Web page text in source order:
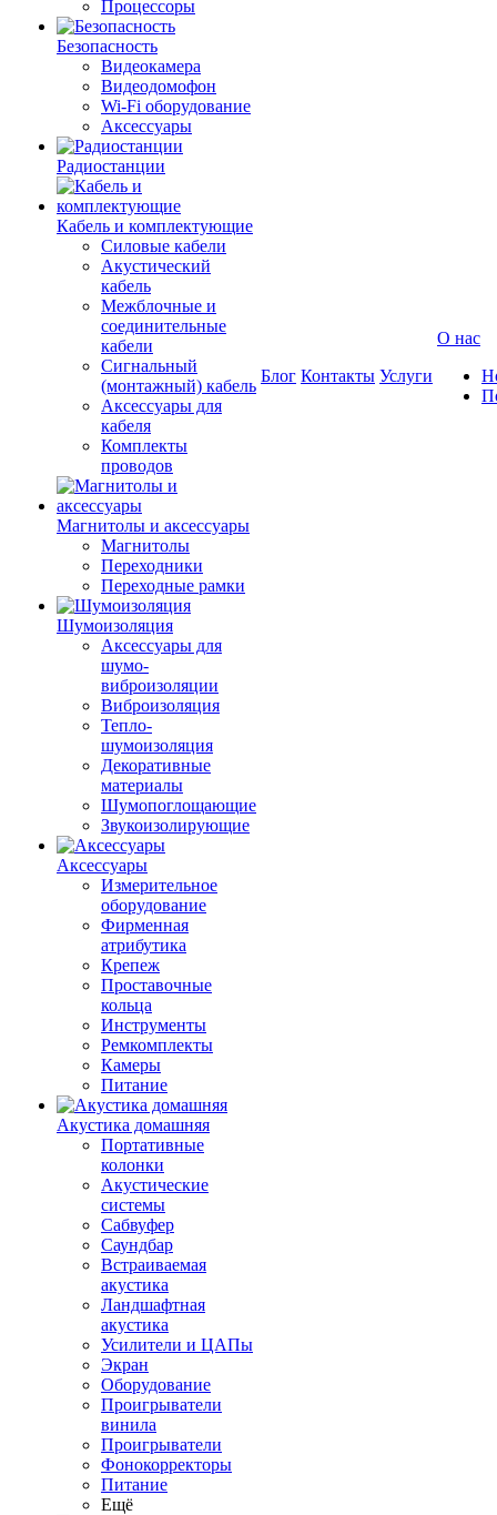
Процессоры
Безопасность
Видеокамера
Видеодомофон
Wi-Fi оборудование
Аксессуары
Радиостанции
Кабель и комплектующие
Силовые кабели
Акустический
кабель
Межблочные и
соединительные
кабели
Сигнальный
(монтажный) кабель
Аксессуары для
кабеля
Комплекты
проводов
Магнитолы и аксессуары
Магнитолы
Переходники
Переходные рамки
Шумоизоляция
Аксессуары для
шумо-
виброизоляции
Виброизоляция
Тепло-
шумоизоляция
Декоративные
материалы
Шумопоглощающие
Звукоизолирующие
Аксессуары
Измерительное
оборудование
Фирменная
атрибутика
Крепеж
Проставочные
кольца
Инструменты
Ремкомплекты
Камеры
Питание
Акустика домашняя
Портативные
колонки
Акустические
системы
Сабвуфер
Саундбар
Встраиваемая
акустика
Ландшафтная
акустика
Усилители и ЦАПы
Экран
Оборудование
Проигрыватели
винила
Проигрыватели
Фонокорректоры
Питание
Ещё
Блог Контакты Услуги
О нас